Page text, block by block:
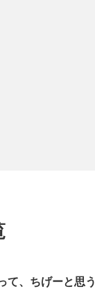
て、ちげーと思う